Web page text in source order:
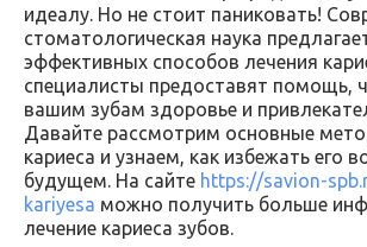
идеалу. Но не стоит паниковать!
стоматологическая наука
эффективных способов лечения
специалисты предоставят помощь,
вашим зубам здоровье и
Давайте рассмотрим основные
кариеса и узнаем, как избежать его
будущем. На сайте https://savion-
kariyesa можно получить больше
лечение кариеса зубов.